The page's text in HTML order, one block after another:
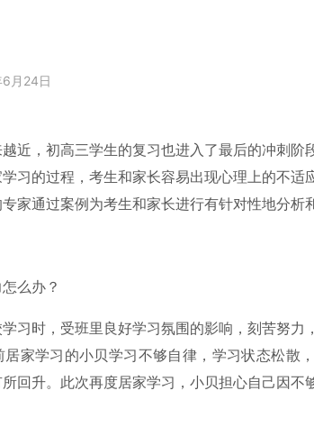
月24日
近，初高三学生的复习也进入了最后的冲刺阶
习的过程，考生和家长容易出现心理上的不适
家通过案例为考生和家长进行有针对性地分析
么办？
习时，受班里良好学习氛围的影响，刻苦努力
家学习的小贝学习不够自律，学习状态松散
回升。此次再度居家学习，小贝担心自己因不